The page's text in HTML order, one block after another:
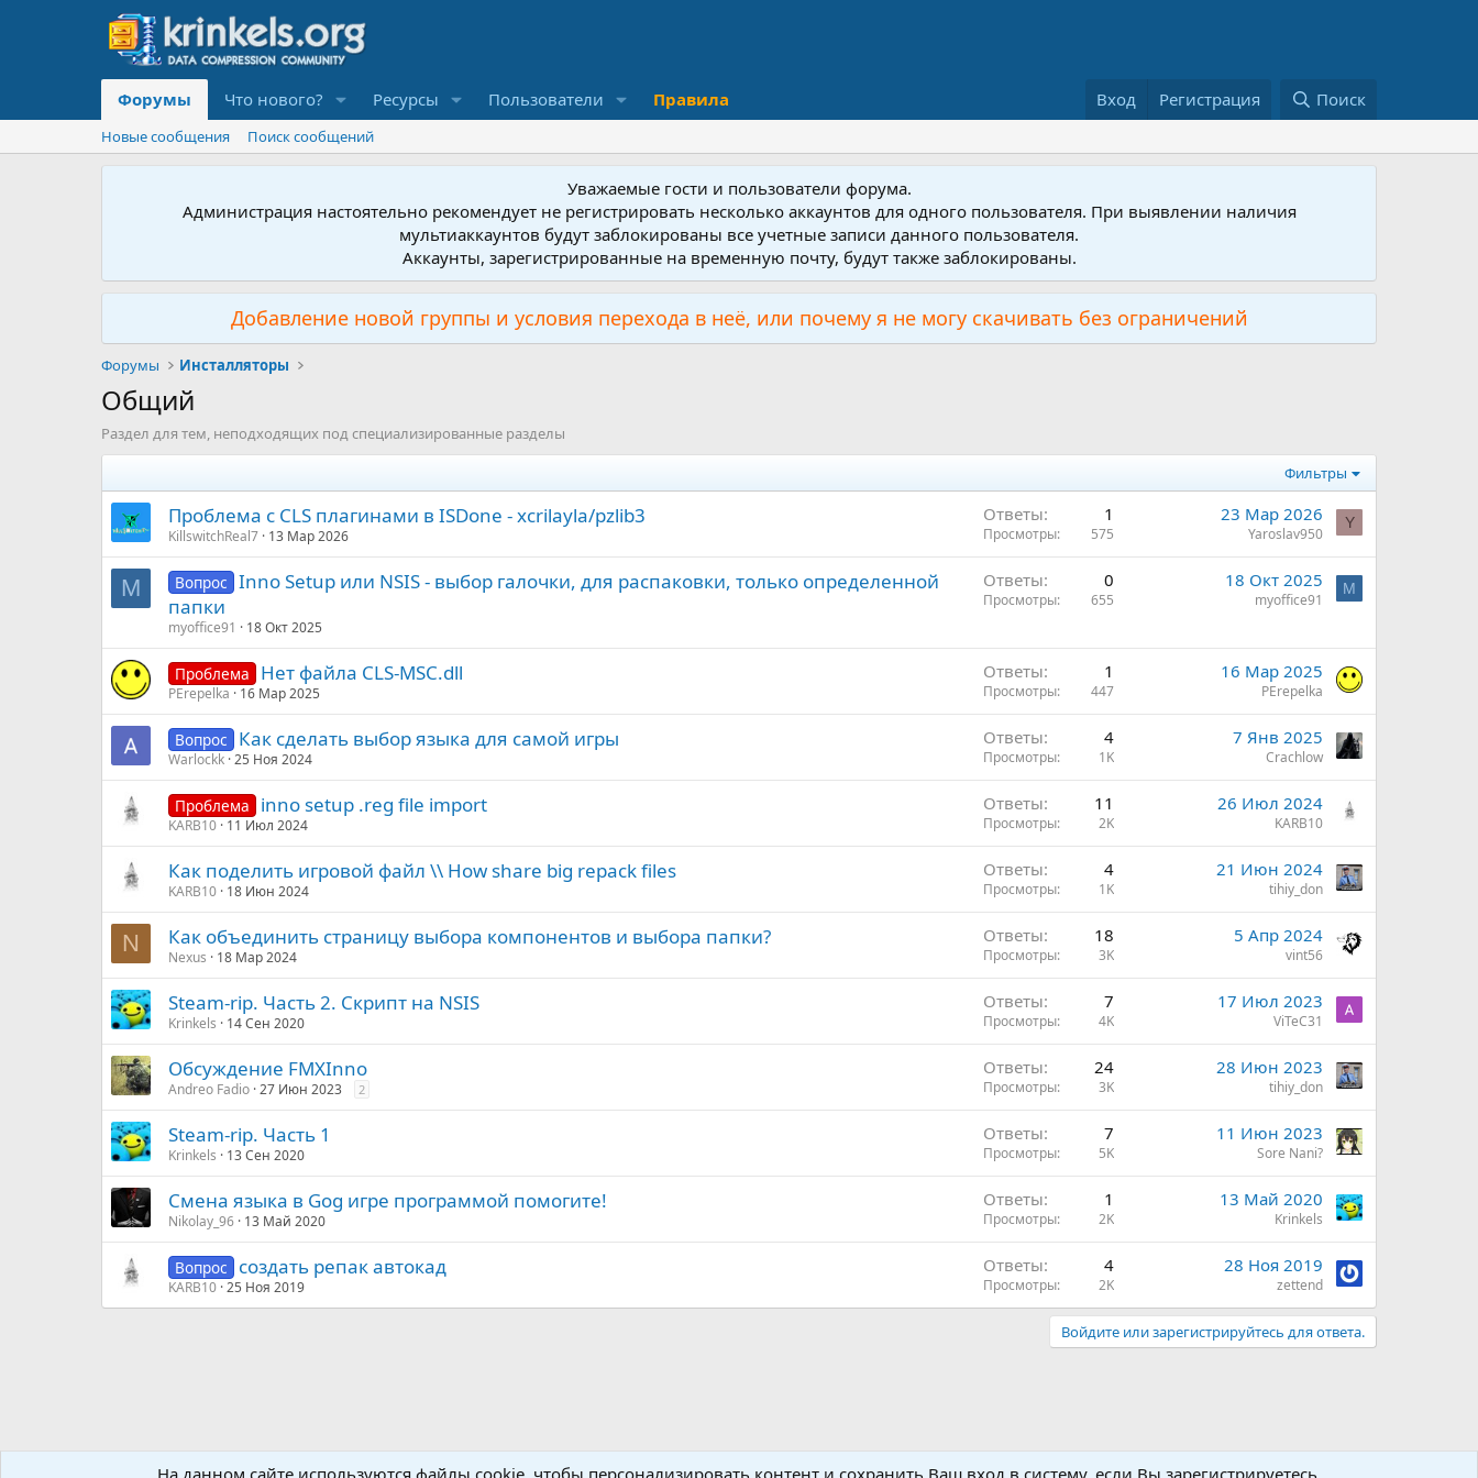
Форумы Что нового? Ресурсы Пользователи Правила Вход Регистрация Поиск
Новые сообщения Поиск сообщений
Уважаемые гости и пользователи форума.
Администрация настоятельно рекомендует не регистрировать несколько аккаунтов для одного пользователя. При выявлении наличия
мультиаккаунтов будут заблокированы все учетные записи данного пользователя.
Аккаунты, зарегистрированные на временную почту, будут также заблокированы.
Добавление новой группы и условия перехода в неё, или почему я не могу скачивать без ограничений
Форумы Инсталляторы
Общий
Раздел для тем, неподходящих под специализированные разделы
Фильтры
Проблема с CLS плагинами в ISDone - xcrilayla/pzlib3
KillswitchReal7 13 Мар 2026
Ответы 1
Просмотры 575
23 Мар 2026
Yaroslav950
Y
M Вопрос Inno Setup или NSIS - выбор галочки, для распаковки, только определенной
папки
myoffice91 18 Окт 2025
Ответы 0
Просмотры 655
18 Окт 2025
myoffice91
M
Проблема Нет файла CLS-MSC.dll
PErepelka 16 Мар 2025
Ответы 1
Просмотры 447
16 Мар 2025
PErepelka
Вопрос Как сделать выбор языка для самой игры
Warlockk 25 Ноя 2024
Ответы 4
Просмотры 1K
7 Янв 2025
Crachlow
Проблема inno setup .reg file import
KARB10 11 Июл 2024
Ответы 11
Просмотры 2K
26 Июл 2024
KARB10
Как поделить игровой файл \\ How share big repack files
KARB10 18 Июн 2024
Ответы 4
Просмотры 1K
21 Июн 2024
tihiy_don
N Как объединить страницу выбора компонентов и выбора папки?
Nexus 18 Мар 2024
Ответы 18
Просмотры 3K
5 Апр 2024
vint56
Steam-rip. Часть 2. Скрипт на NSIS
Krinkels 14 Сен 2020
Ответы 7
Просмотры 4K
17 Июл 2023
ViTeC31
Обсуждение FMXInno
Andreo Fadio 27 Июн 2023 2
Ответы 24
Просмотры 3K
28 Июн 2023
tihiy_don
Steam-rip. Часть 1
Krinkels 13 Сен 2020
Ответы 7
Просмотры 5K
11 Июн 2023
Sore Nani?
Смена языка в Gog игре программой помогите!
Nikolay_96 13 Май 2020
Ответы 1
Просмотры 2K
13 Май 2020
Krinkels
Вопрос создать репак автокад
KARB10 25 Ноя 2019
Ответы 4
Просмотры 2K
28 Ноя 2019
zettend
Войдите или зарегистрируйтесь для ответа.
На данном сайте используются файлы cookie, чтобы персонализировать контент и сохранить Ваш вход в систему, если Вы зарегистрируетесь.